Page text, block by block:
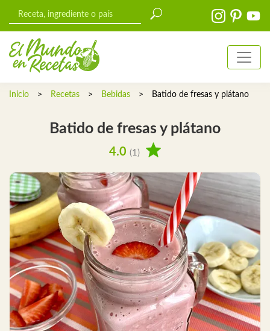
Inicio > Recetas > Bebidas > Batido de fresas y plátano
Batido de fresas y plátano
4.0 (1)